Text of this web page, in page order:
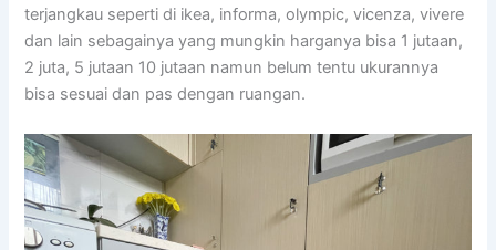
terjangkau seperti di ikea, informa, olympic, vicenza, vivere
dan lain sebagainya yang mungkin harganya bisa 1 jutaan,
2 juta, 5 jutaan 10 jutaan namun belum tentu ukurannya
bisa sesuai dan pas dengan ruangan.